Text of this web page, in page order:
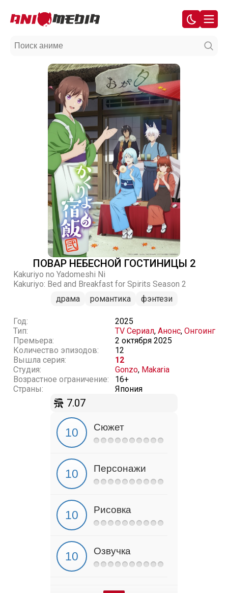
ПОВАР НЕБЕСНОЙ ГОСТИНИЦЫ 2
Kakuriyo no Yadomeshi Ni
Kakuriyo: Bed and Breakfast for Spirits Season 2
драма
романтика фэнтези
Год:
2025
Тип:
TV Сериал, Анонс, Онгоинг
Премьера:
2 октября 2025
Количество эпизодов:
12
Вышла серия:
12
Студия:
Gonzo, Makaria
Возрастное ограничение:
16+
Страны:
Япония
7.07
Сюжет
Персонажи
Рисовка
Озвучка